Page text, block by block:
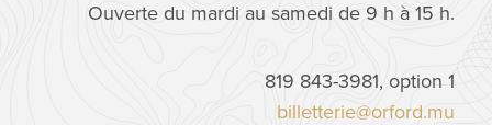
Ouverte du mardi au samedi de 9 h à 15 h.
819 843-3981, option 1
billetterie@orford.mu